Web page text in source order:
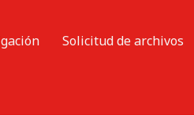
Solicitud de archivos